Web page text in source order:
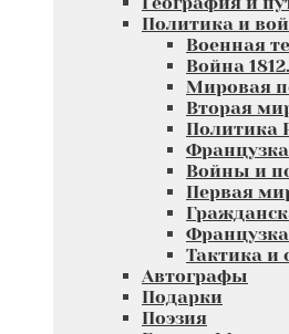
Политика и
Военная
Война
Мировая
Вторая
Политика
Войны и
Первая
Тактика и
Автографы
Подарки
Поэзия